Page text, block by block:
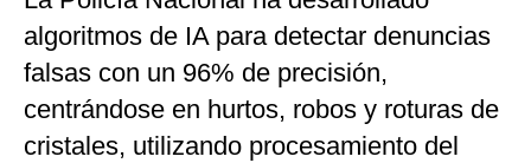
algoritmos de IA para detectar denuncias
falsas con un 96% de precisión,
centrándose en hurtos, robos y roturas de
cristales, utilizando procesamiento del